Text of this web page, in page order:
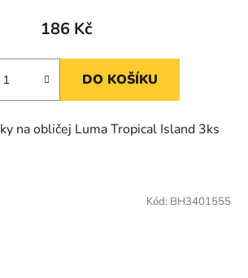
186 Kč
DO KOŠÍKU
na obličej Luma Tropical Island 3ks
Kód: BH3401555